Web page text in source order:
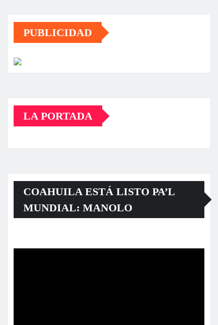
PUBLICIDAD
LA PORTADA
COAHUILA ESTÁ LISTO PA’L
MUNDIAL: MANOLO